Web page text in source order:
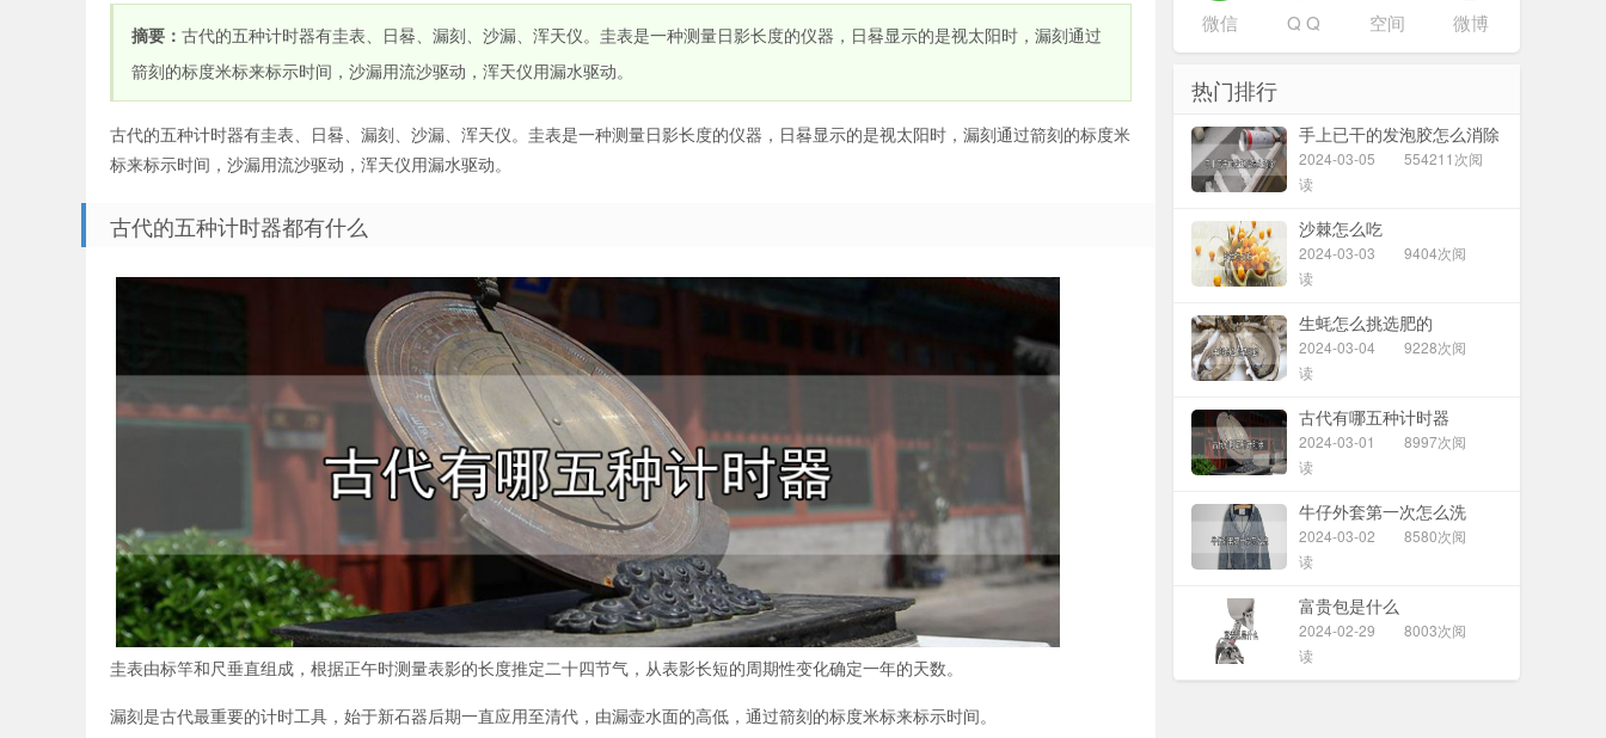
摘要： 古代的五种计时器有圭表、日晷、漏刻、沙漏、浑天仪。圭表是一种测量日影长度的仪器，日晷显示的是视太阳时，漏刻通过
箭刻的标度米标来标示时间，沙漏用流沙驱动，浑天仪用漏水驱动。
古代的五种计时器有圭表、日晷、漏刻、沙漏、浑天仪。圭表是一种测量日影长度的仪器，日晷显示的是视太阳时，漏刻通过箭刻的标度米
标来标示时间，沙漏用流沙驱动，浑天仪用漏水驱动。
古代的五种计时器都有什么
圭表由标竿和尺垂直组成，根据正午时测量表影的长度推定二十四节气，从表影长短的周期性变化确定一年的天数。
漏刻是古代最重要的计时工具，始于新石器后期一直应用至清代，由漏壶水面的高低，通过箭刻的标度米标来标示时间。
微信 Q Q 空间 微博
热门排行
手上已干的发泡胶怎么消除
2024-03-05
554211次阅
读
沙棘怎么吃
2024-03-03
9404次阅
读
生蚝怎么挑选肥的
2024-03-04
9228次阅
读
古代有哪五种计时器
2024-03-01
8997次阅
读
牛仔外套第一次怎么洗
2024-03-02
8580次阅
读
富贵包是什么
2024-02-29
8003次阅
读